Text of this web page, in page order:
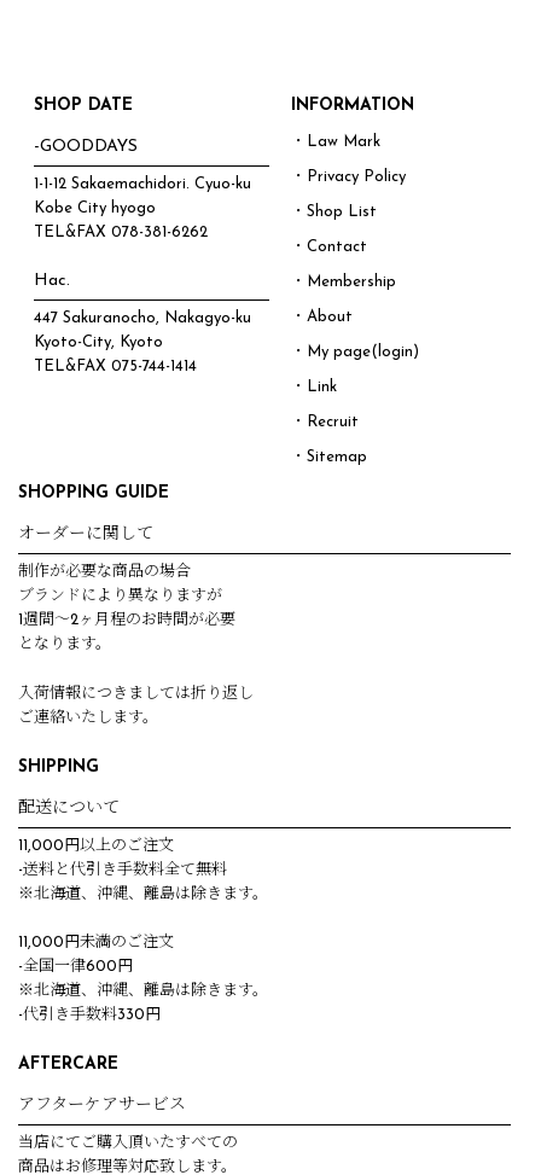
SHOP DATE
-GOODDAYS
1-1-12 Sakaemachidori. Cyuo-ku
Kobe City hyogo
TEL&FAX078-381-6262
Hac.
447 Sakuranocho, Nakagyo-ku
Kyoto-City, Kyoto
TEL&FAX075-744-1414
INFORMATION
・Law Mark
・Privacy Policy
・Shop List
・Contact
・Membership
・About
・My page(login)
・Link
・Recruit
・Sitemap
SHOPPING GUIDE
オーダーに関して
制作が必要な商品の場合
ブランドにより異なりますが
1週間～2ヶ月程のお時間が必要
となります。
入荷情報につきましては折り返し
ご連絡いたします。
SHIPPING
配送について
11,000円以上のご注文
-送料と代引き手数料全て無料
※北海道、沖縄、離島は除きます。
11,000円未満のご注文
-全国一律600円
※北海道、沖縄、離島は除きます。
-代引き手数料330円
AFTERCARE
アフターケアサービス
当店にてご購入頂いたすべての
商品はお修理等対応致します。